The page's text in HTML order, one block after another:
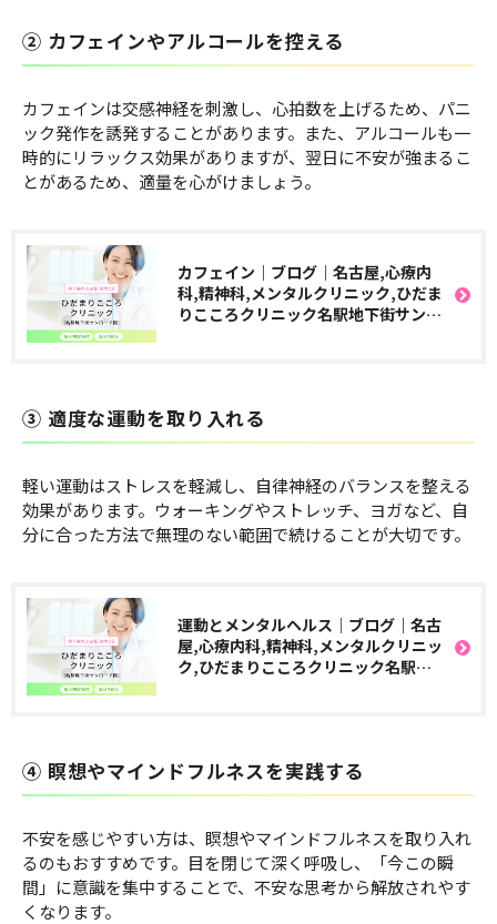
② カフェインやアルコールを控える
カフェインは交感神経を刺激し、心拍数を上げるため、パニ
ック発作を誘発することがあります。また、アルコールも一
時的にリラックス効果がありますが、翌日に不安が強まるこ
とがあるため、適量を心がけましょう。
カフェイン｜ブログ｜名古屋,心療内
科,精神科,メンタルクリニック,ひだま
りこころクリニック名駅地下街サンロ
③ 適度な運動を取り入れる
軽い運動はストレスを軽減し、自律神経のバランスを整える
効果があります。ウォーキングやストレッチ、ヨガなど、自
分に合った方法で無理のない範囲で続けることが大切です。
運動とメンタルヘルス｜ブログ｜名古
屋,心療内科,精神科,メンタルクリニッ
ク,ひだまりこころクリニック名駅地
④ 瞑想やマインドフルネスを実践する
不安を感じやすい方は、瞑想やマインドフルネスを取り入れ
るのもおすすめです。目を閉じて深く呼吸し、「今この瞬
間」に意識を集中することで、不安な思考から解放されやす
くなります。